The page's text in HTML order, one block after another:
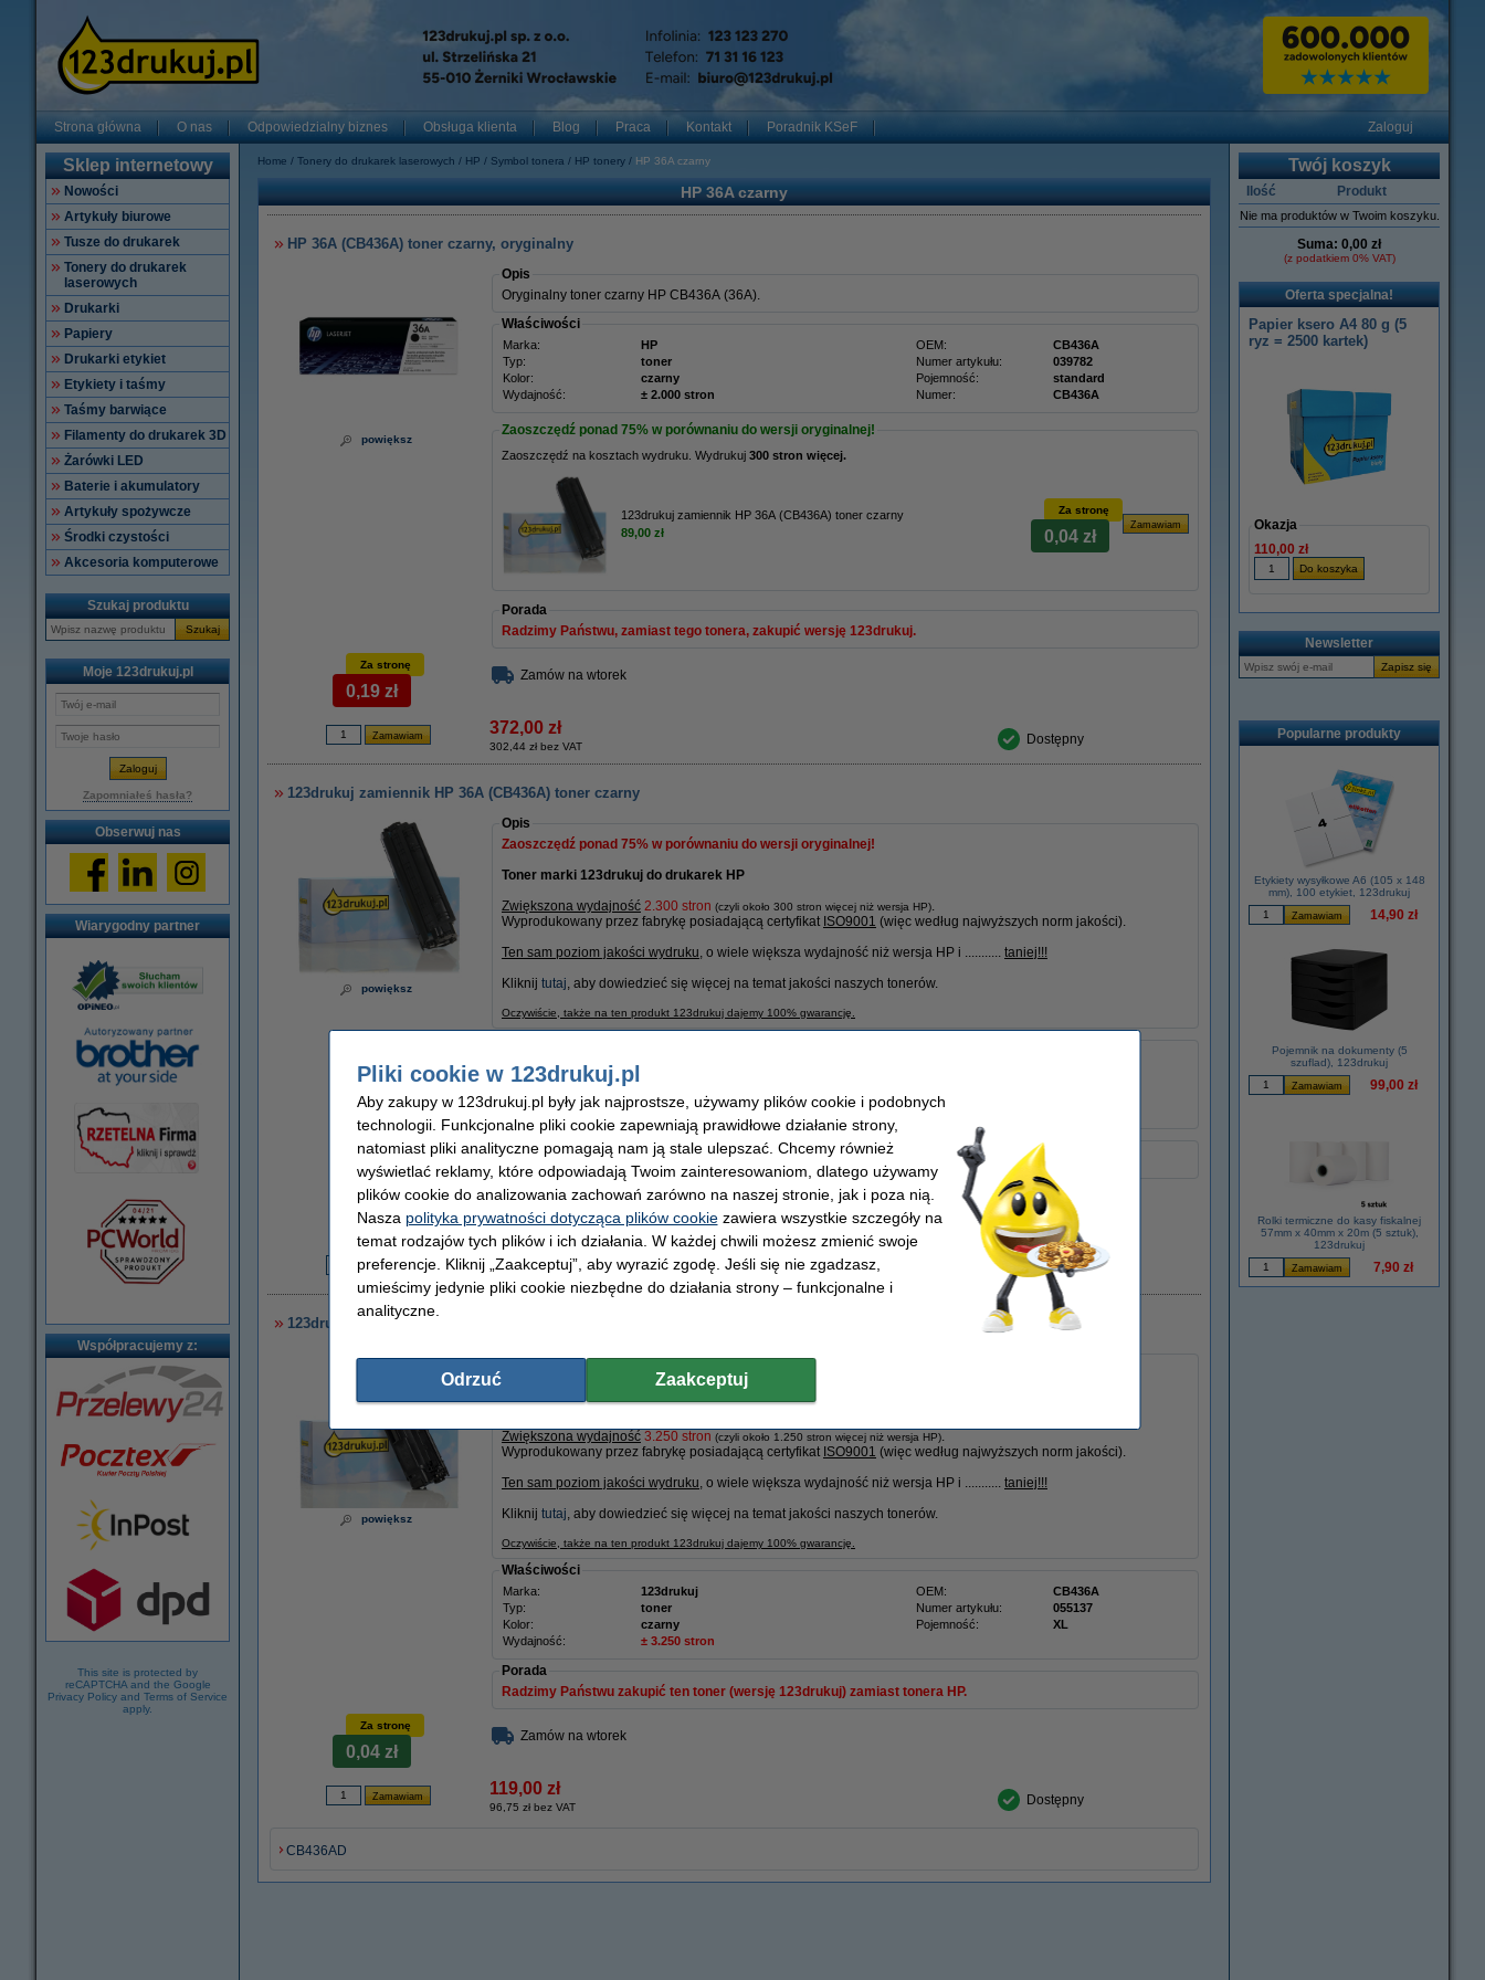
Strona główna O nas Odpowiedzialny biznes Obsługa klienta Blog Praca Kontakt Poradnik KSeF Zaloguj
Sklep internetowy
Nowości
Artykuły biurowe
Tusze do drukarek
Tonery do drukarek
laserowych
Drukarki
Papiery
Drukarki etykiet
Etykiety i taśmy
Taśmy barwiące
Filamenty do drukarek 3D
Żarówki LED
Baterie i akumulatory
Artykuły spożywcze
Środki czystości
Akcesoria komputerowe
Szukaj produktu
Szukaj
Moje 123drukuj.pl
Zapomniałeś hasła?
Obserwuj nas
Wiarygodny partner
Współpracujemy z:
This site is protected by
reCAPTCHA and the Google
Privacy Policy and Terms of Service
apply.
Home Tonery do drukarek laserowych HP Symbol tonera HP tonery HP 36A czarny
HP 36A czarny
HP 36A (CB436A) toner czarny, oryginalny
powiększ
Opis
Oryginalny toner czarny HP CB436A (36A).
Właściwości
Marka: HP OEM:
CB436A
Typ:
toner Numer artykułu:
039782
Kolor:
czarny Pojemność:
standard
Wydajność:
± 2.000 stron Numer: CB436A
Zaoszczędź ponad 75% w porównaniu do wersji oryginalnej!
Zaoszczędź na kosztach wydruku. Wydrukuj 300 stron więcej.
123drukuj zamiennik HP 36A (CB436A) toner czarny
89,00 zł
Za stronę
0,04 zł
Porada
Radzimy Państwu, zamiast tego tonera, zakupić wersję 123drukuj.
Za stronę
0,19 zł
Zamów na wtorek
372,00 zł
302,44 zł bez VAT Dostępny
123drukuj zamiennik HP 36A (CB436A) toner czarny
powiększ
Opis
Zaoszczędź ponad 75% w porównaniu do wersji oryginalnej!
Toner marki 123drukuj do drukarek HP
Zwiększona wydajność 2.300 stron (czyli około 300 stron więcej niż wersja HP).
Wyprodukowany przez fabrykę posiadającą certyfikat ISO9001 (więc według najwyższych norm jakości).
Ten sam poziom jakości wydruku, o wiele większa wydajność niż wersja HP i ........... taniej!!!
Kliknij tutaj, aby dowiedzieć się więcej na temat jakości naszych tonerów.
Oczywiście, także na ten produkt 123drukuj dajemy 100% gwarancję.
Typ:
Kolor:
Numer:
Wydajność:
± 2.000 stron
Radzimy Państwu zakupić ten toner (wersję 123drukuj) zamiast tonera HP.
Za stronę
0,04 zł
89,00 zł
72,36 zł bez VAT Dostępny
123drukuj zamiennik HP 36A XL (CB436A) toner czarny, zwiększona pojemność
powiększ
w porównaniu do wersji oryginalnej!
Toner marki 123drukuj do drukarek HP
Zwiększona wydajność 3.250 stron (czyli około 1.250 stron więcej niż wersja HP).
Wyprodukowany przez fabrykę posiadającą certyfikat ISO9001 (więc według najwyższych norm jakości).
Ten sam poziom jakości wydruku, o wiele większa wydajność niż wersja HP i ........... taniej!!!
Kliknij tutaj, aby dowiedzieć się więcej na temat jakości naszych tonerów.
Oczywiście, także na ten produkt 123drukuj dajemy 100% gwarancję.
Właściwości
Marka: 123drukuj OEM:
CB436A
Typ:
toner Numer artykułu:
055137
Kolor:
czarny Pojemność:
XL
Wydajność:
± 3.250 stron
Porada
Radzimy Państwu zakupić ten toner (wersję 123drukuj) zamiast tonera HP.
Za stronę
0,04 zł
Zamów na wtorek
119,00 zł
96,75 zł bez VAT Dostępny
CB436AD
Twój koszyk
Ilość Produkt
Nie ma produktów w Twoim koszyku.
Suma: 0,00 zł
(z podatkiem 0% VAT)
Oferta specjalna!
Papier ksero A4 80 g (5
ryz = 2500 kartek)
Okazja
110,00 zł
Newsletter
Popularne produkty
Etykiety wysyłkowe A6 (105 x 148
mm), 100 etykiet, 123drukuj
14,90 zł
Pojemnik na dokumenty (5
szuflad), 123drukuj
99,00 zł
Rolki termiczne do kasy fiskalnej
57mm x 40mm x 20m (5 sztuk),
123drukuj
7,90 zł
Pliki cookie w 123drukuj.pl
Aby zakupy w 123drukuj.pl były jak najprostsze, używamy plików cookie i podobnych
technologii. Funkcjonalne pliki cookie zapewniają prawidłowe działanie strony,
natomiast pliki analityczne pomagają nam ją stale ulepszać. Chcemy również
wyświetlać reklamy, które odpowiadają Twoim zainteresowaniom, dlatego używamy
plików cookie do analizowania zachowań zarówno na naszej stronie, jak i poza nią.
Nasza polityka prywatności dotycząca plików cookiezawiera wszystkie szczegóły na
temat rodzajów tych plików i ich działania. W każdej chwili możesz zmienić swoje
preferencje. Kliknij „Zaakceptuj”, aby wyrazić zgodę. Jeśli się nie zgadzasz,
umieścimy jedynie pliki cookie niezbędne do działania strony – funkcjonalne i
analityczne.
Odrzuć Zaakceptuj